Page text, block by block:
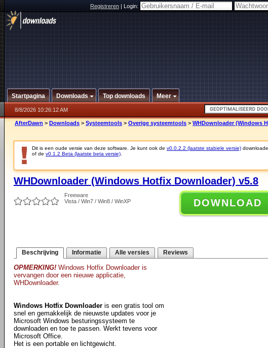
Registreren|Login:
Startpagina Downloads Top downloads Meer
8/8/2026 10:26:12 AM
AfterDawn > Downloads > Systeemtools > Overige systeemtools > WHDownloader (Windows
Dit is een oude versie van deze software. Je kunt ook de v0.0.2.2 (laatste stabiele versie)
of de v0.1.2 Beta (laatste beta versie)
WHDownloader (Windows Hotfix Downloader) v5.8
Freeware
Vista / Win7 / Win8 / WinXP
DOWNLOAD
Beschrijving Informatie Alle versies Reviews
OPMERKING! Windows Hotfix Downloader is
vervangen door een nieuwe applicatie,
WHDownloader.
Windows Hotfix Downloader is een gratis tool om
snel en gemakkelijk de nieuwste updates voor je
Microsoft Windows besturingssysteem te
downloaden en toe te passen. Werkt tevens voor
Microsoft Office.
Het is een portable en lichtgewicht.